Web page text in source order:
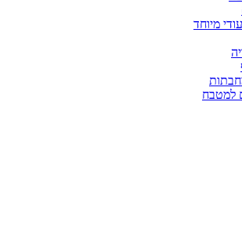
מיוחד
למטבח